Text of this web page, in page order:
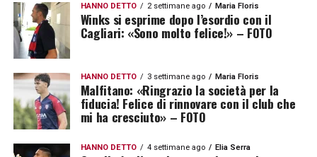
HANNO DETTO 2 settimane ago Maria Floris
Winks si esprime dopo l’esordio con il
Cagliari: «Sono molto felice!» – FOTO
HANNO DETTO 3 settimane ago Maria Floris
Malfitano: «Ringrazio la società per la
fiducia! Felice di rinnovare con il club che
mi ha cresciuto» – FOTO
HANNO DETTO 4 settimane ago Elia Serra